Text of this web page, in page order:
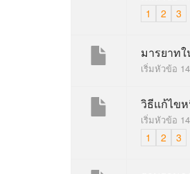
1 2 3
มารยาท
เริ่มหัวข้อ
วิธีแก้ไข
เริ่มหัวข้อ
1 2 3